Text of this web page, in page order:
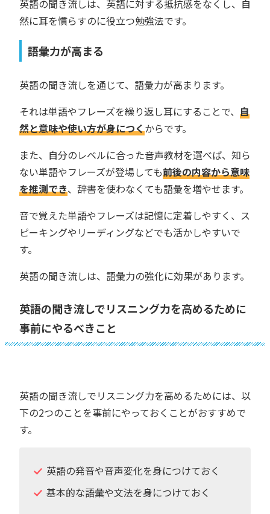
英語の聞き流しは、英語に対する抵抗感をなくし、自
然に耳を慣らすのに役立つ勉強法です。
語彙力が高まる
英語の聞き流しを通じて、語彙力が高まります。
それは単語やフレーズを繰り返し耳にすることで、 自
然と意味や使い方が身につくからです。
また、自分のレベルに合った音声教材を選べば、知ら
ない単語やフレーズが登場しても前後の内容から意味
を推測でき、辞書を使わなくても語彙を増やせます。
音で覚えた単語やフレーズは記憶に定着しやすく、ス
ピーキングやリーディングなどでも活かしやすいで
す。
英語の聞き流しは、語彙力の強化に効果があります。
英語の聞き流しでリスニング力を高めるために
事前にやるべきこと
英語の聞き流しでリスニング力を高めるためには、以
下の2つのことを事前にやっておくことがおすすめで
す。
英語の発音や音声変化を身につけておく
基本的な語彙や文法を身につけておく